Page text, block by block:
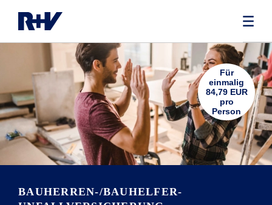
BAUHERREN-/BAUHELFER-
Für
einmalig
84,79 EUR
pro
Person